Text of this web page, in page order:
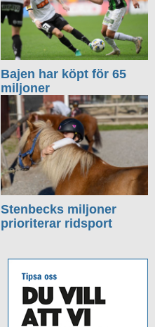
Bajen har köpt för 65
miljoner
Stenbecks miljoner
prioriterar ridsport